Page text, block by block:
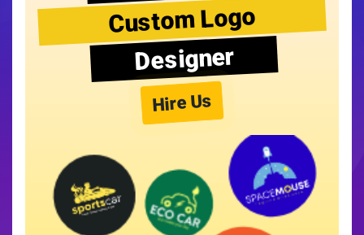
Custom Logo
Designer
Hire Us